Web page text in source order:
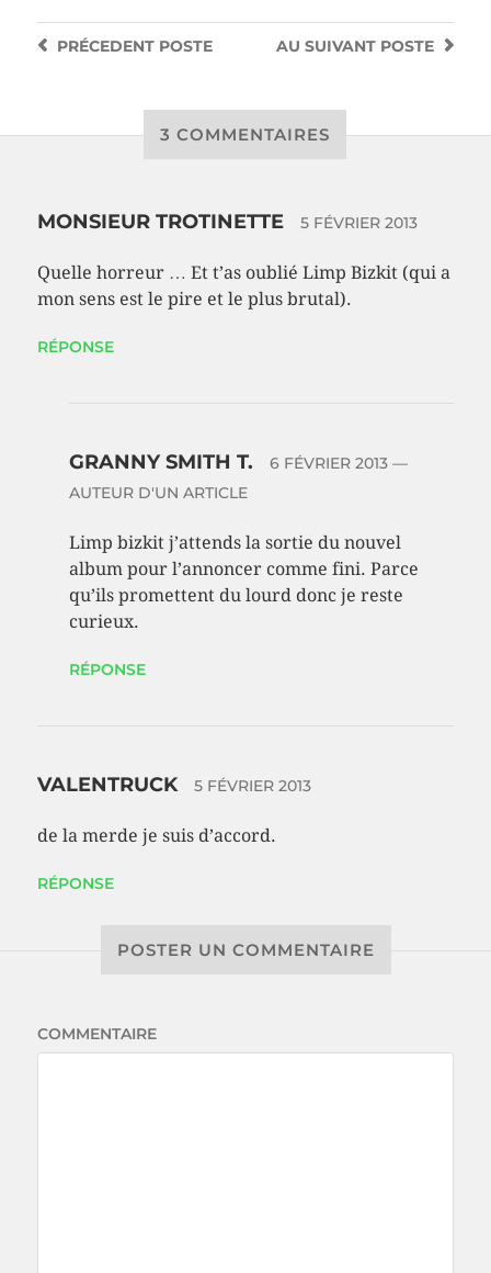
AU SUIVANT POSTE
PRÉCEDENTPOSTE
3 COMMENTAIRES
MONSIEUR TROTINETTE 5 FÉVRIER 2013
Quelle horreur … Et t’as oublié Limp Bizkit (qui a
mon sens est le pire et le plus brutal).
RÉPONSE
GRANNY SMITH T. 6 FÉVRIER 2013—
AUTEUR D'UN ARTICLE
Limp bizkit j’attends la sortie du nouvel
album pour l’annoncer comme fini. Parce
qu’ils promettent du lourd donc je reste
curieux.
RÉPONSE
VALENTRUCK 5 FÉVRIER 2013
de la merde je suis d’accord.
RÉPONSE
POSTER UN COMMENTAIRE
COMMENTAIRE